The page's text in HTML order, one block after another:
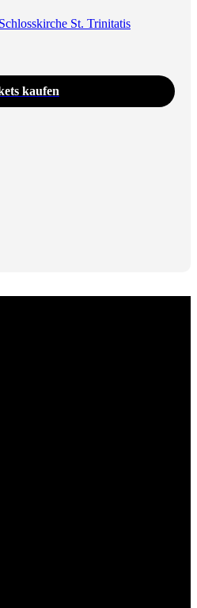
St. Trinitatis
kaufen